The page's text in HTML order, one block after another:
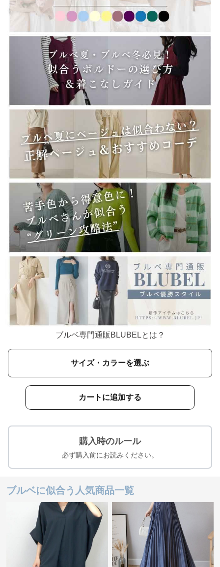
ブルベ専門通販BLUBELとは？
サイズ・カラーを選ぶ
カートに追加する
購入時のルール
必ず購入前にお読みください。
ブルベに似合う人気商品一覧